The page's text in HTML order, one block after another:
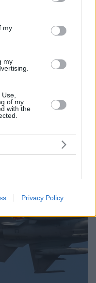
its third-party tags to
in below Google
my
my
of my
with the
Privacy Policy
στη
πριν